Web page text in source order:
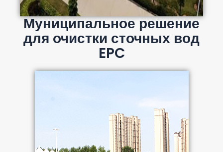
Муниципальное решение
для очистки сточных вод
EPC